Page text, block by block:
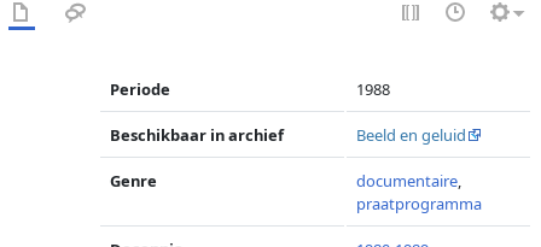
Periode 1988
Beschikbaar in archief Beeld en geluid
Genre documentaire,
praatprogramma